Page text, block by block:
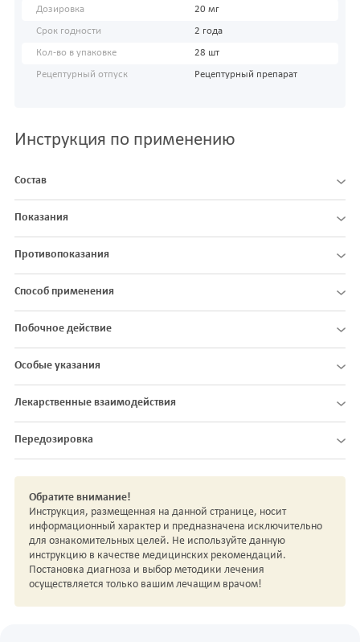
Дозировка 20 мг
Срок годности 2 года
Кол-во в упаковке 28 шт
Рецептурный отпуск Рецептурный препарат
Инструкция по применению
Состав
Показания
Противопоказания
Способ применения
Побочное действие
Особые указания
Лекарственные взаимодействия
Передозировка
Обратите внимание!
Инструкция, размещенная на данной странице, носит
информационный характер и предназначена исключительно
для ознакомительных целей. Не используйте данную
инструкцию в качестве медицинских рекомендаций.
Постановка диагноза и выбор методики лечения
осуществляется только вашим лечащим врачом!